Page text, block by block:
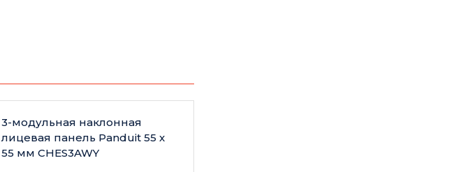
3-модульная наклонная
лицевая панель Panduit 55 x
55 мм CHES3AWY